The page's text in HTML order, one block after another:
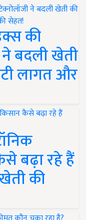
की
बदली खेती
लागत और
बढ़ा रहे हैं
की